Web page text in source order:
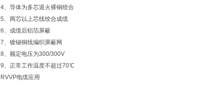
4、导体为多芯退火裸铜绞合
5、两芯以上芯线绞合成缆
6、成缆后铝箔屏蔽
7、镀锡铜线编织屏蔽网
8、额定电压为300/300V
9、正常工作温度不超过70℃
RVVP电缆应用